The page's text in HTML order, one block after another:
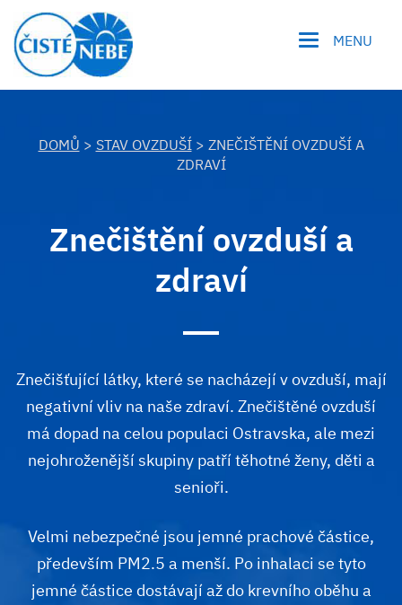
MENU
DOMŮ > STAV OVZDUŠÍ> ZNEČIŠTĚNÍ OVZDUŠÍ A
ZDRAVÍ
Znečištění ovzduší a
zdraví
Znečišťující látky, které se nacházejí v ovzduší, mají
negativní vliv na naše zdraví. Znečištěné ovzduší
má dopad na celou populaci Ostravska, ale mezi
nejohroženější skupiny patří těhotné ženy, děti a
senioři.
Velmi nebezpečné jsou jemné prachové částice,
především PM2.5 a menší. Po inhalaci se tyto
jemné částice dostávají až do krevního oběhu a